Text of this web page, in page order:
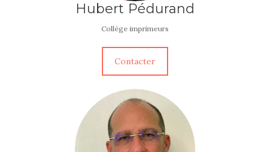
Hubert Pédurand
Collège imprimeurs
Contacter